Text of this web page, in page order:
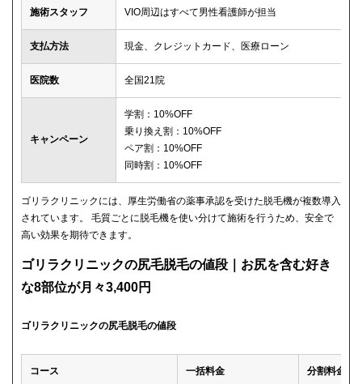
施術スタッフ VIO周辺はすべて男性看護師が担当
支払方法 現金、クレジットカード、医療ローン
医院数 全国21院
キャンペーン
学割：10%OFF
乗り換え割：10%OFF
ペア割：10%OFF
同時割：10%OFF
ゴリラクリニックには、厚生労働省の薬事承認を受けた脱毛機が複数導入
されています。 毛質ごとに脱毛機を使い分けて施術を行うため、安全で
高い効果を期待できます。
ゴリラクリニックの尻毛脱毛の値段｜お尻を含む好き
な8部位が月々3,400円
ゴリラクリニックの尻毛脱毛の値段
コース 一括料金 分割料金